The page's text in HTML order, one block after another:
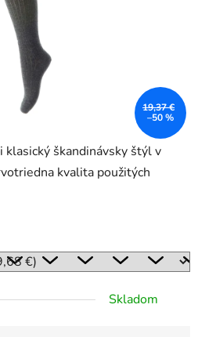
klasický škandinávsky štýl v
kvalita použitých
Skladom
19,37 €
–50 %